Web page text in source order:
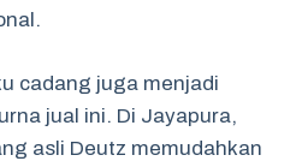
cadang juga menjadi
jual ini. Di Jayapura,
asli Deutz memudahkan